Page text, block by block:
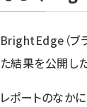
BrightEdge（ブ
た結果を公開した
レポートのなか